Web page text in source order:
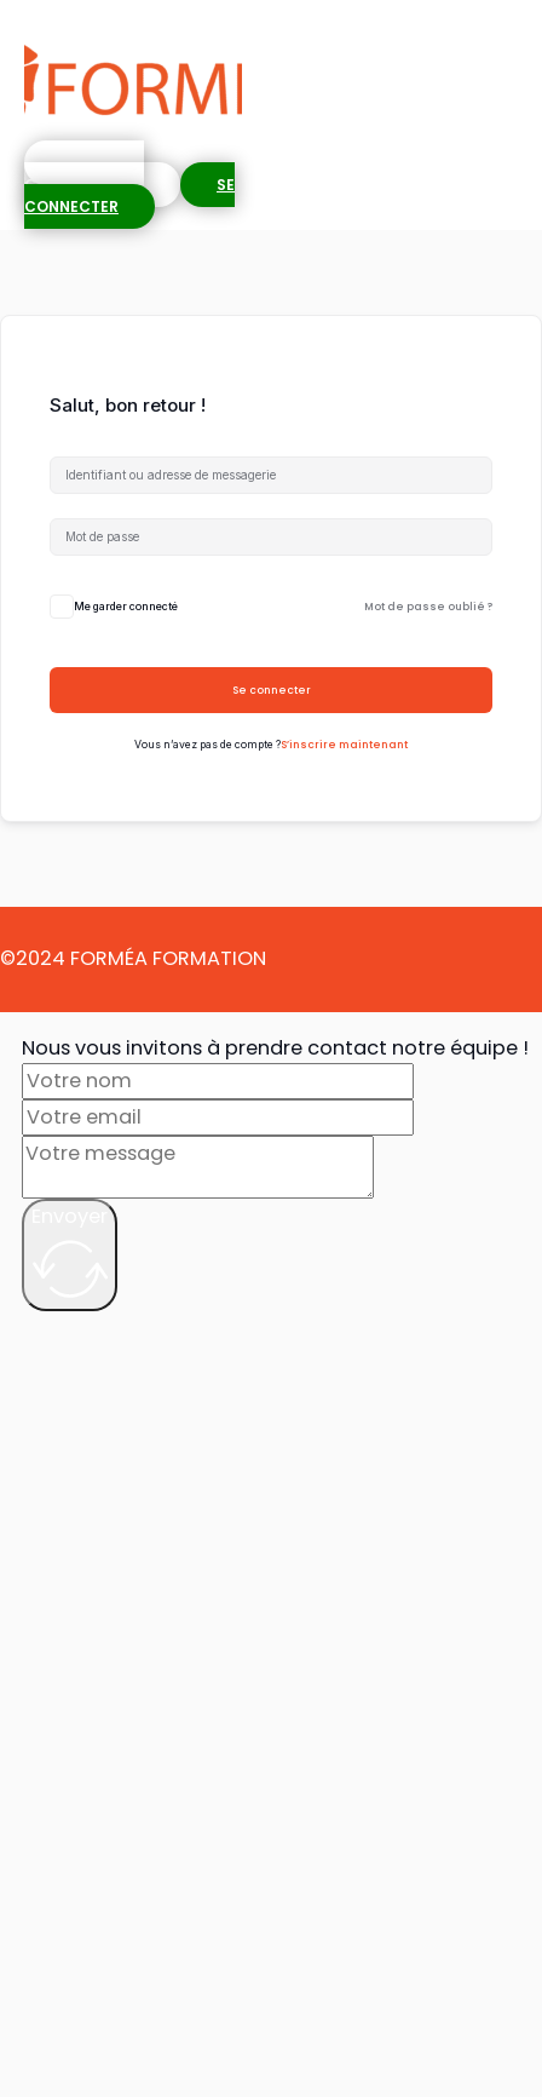
S'INSCRIRE
GRATUITEMENT
SE
CONNECTER
Salut, bon retour !
Me garder connecté Mot de passe oublié ?
Se connecter
Vous n’avez pas de compte ?S’inscrire maintenant
©2024 FORMÉA FORMATION
Nous vous invitons à prendre contact notre équipe !
Envoyer